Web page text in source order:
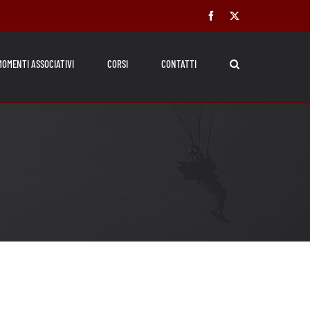
Facebook
ASSOCIATIVI CORSI CONTATTI